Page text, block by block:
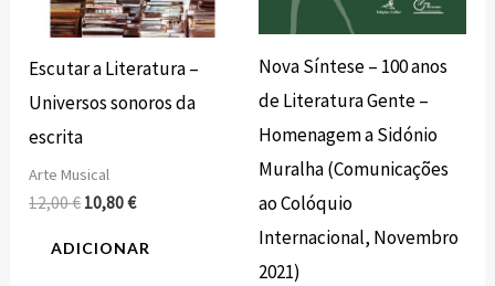
Escutar a Literatura –
Universos sonoros da
escrita
Arte Musical
12,00€ 10,80€
ADICIONAR
Nova Síntese – 100 anos
de Literatura Gente –
Homenagem a Sidónio
Muralha (Comunicações
ao Colóquio
Internacional, Novembro
2021)